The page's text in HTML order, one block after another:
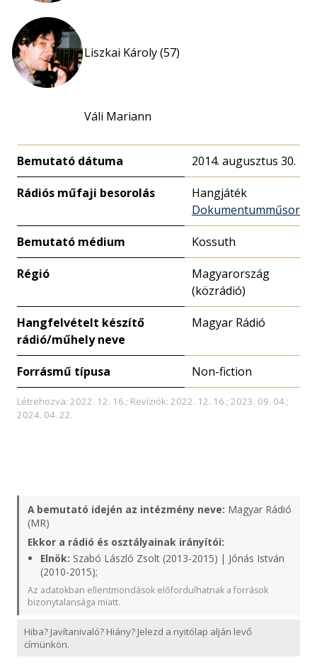
Liszkai Károly (57)
Váli Mariann
Bemutató dátuma 2014. augusztus 30.
Rádiós műfaji besorolás
Hangjáték
Dokumentumműsor
Bemutató médium Kossuth
Régió
Magyarország
(közrádió)
Hangfelvételt készítő
rádió/műhely neve
Magyar Rádió
Forrásmű típusa Non-fiction
Létrehozva: 2022. 12. 16.; Revíziók: 2022. 12. 16.; 2023. 09. 04.;
2024. 04. 22.
A bemutató idején az intézmény neve: Magyar Rádió
(MR)
Ekkor a rádió és osztályainak irányítói:
Elnök: Szabó László Zsolt (2013-2015) | Jónás István
(2010-2015);
Az adatokban ellentmondások előfordulhatnak a források
bizonytalansága miatt.
Hiba? Javítanivaló? Hiány? Jelezd a nyitólap alján levő
címünkön.